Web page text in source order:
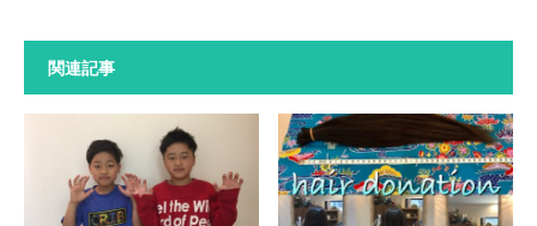
関連記事